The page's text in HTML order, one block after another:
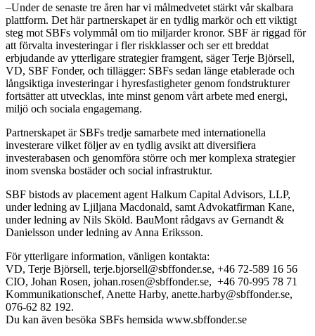
–Under de senaste tre åren har vi målmedvetet stärkt vår skalbara
plattform. Det här partnerskapet är en tydlig markör och ett viktigt
steg mot SBFs volymmål om tio miljarder kronor. SBF är riggad för
att förvalta investeringar i fler riskklasser och ser ett breddat
erbjudande av ytterligare strategier framgent, säger Terje Björsell,
VD, SBF Fonder, och tillägger: SBFs sedan länge etablerade och
långsiktiga investeringar i hyresfastigheter genom fondstrukturer
fortsätter att utvecklas, inte minst genom vårt arbete med energi,
miljö och sociala engagemang.
Partnerskapet är SBFs tredje samarbete med internationella
investerare vilket följer av en tydlig avsikt att diversifiera
investerabasen och genomföra större och mer komplexa strategier
inom svenska bostäder och social infrastruktur.
SBF bistods av placement agent Halkum Capital Advisors, LLP,
under ledning av Ljiljana Macdonald, samt Advokatfirman Kane,
under ledning av Nils Sköld. BauMont rådgavs av Gernandt &
Danielsson under ledning av Anna Eriksson.
För ytterligare information, vänligen kontakta:
VD, Terje Björsell, terje.bjorsell@sbffonder.se, +46 72-589 16 56
CIO, Johan Rosen, johan.rosen@sbffonder.se, +46 70-995 78 71
Kommunikationschef, Anette Harby, anette.harby@sbffonder.se,
076-62 82 192.
Du kan även besöka SBFs hemsida www.sbffonder.se